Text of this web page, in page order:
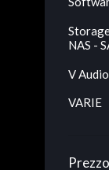
NAS -
V
VARIE
Prezzo